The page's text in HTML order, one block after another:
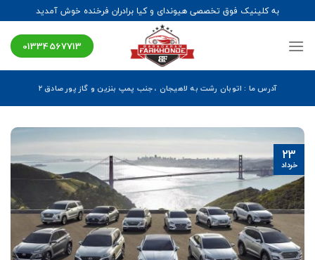
to
content
به کلینیک فوق تخصصی هیوندای و کیا برادران فرخنده خوش آمدید
01334567713
آدرس ما : اتوبان رشت به لاهیجان ، جنب پمپ بنزین و گاز پور صادق ۲
23
خرداد